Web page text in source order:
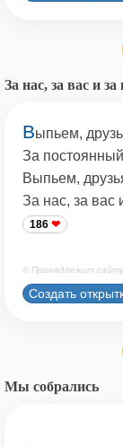
За нас, за вас и за
Выпьем,
За
Выпьем,
За нас, за вас
186
© Принадлежит
Создать
Мы собрались